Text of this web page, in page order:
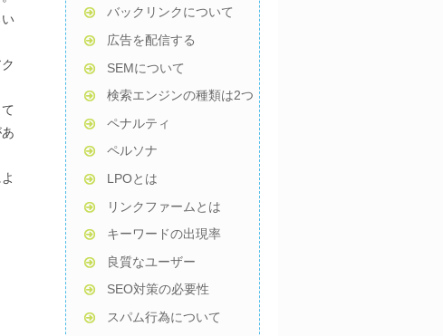
バックリンクについて
広告を配信する
SEMについて
検索エンジンの種類は2つ
ペナルティ
ペルソナ
LPOとは
リンクファームとは
キーワードの出現率
良質なユーザー
SEO対策の必要性
スパム行為について